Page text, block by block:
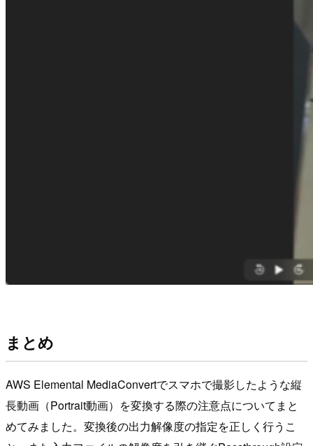
まとめ
AWS Elemental MediaConvertでスマホで撮影したような縦
長動画（Portrait動画）を変換する際の注意点についてまと
めてみました。変換後の出力解像度の指定を正しく行うこ